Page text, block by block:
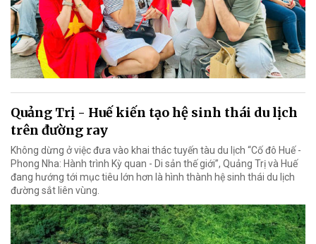
Quảng Trị - Huế kiến tạo hệ sinh thái du lịch
trên đường ray
Không dừng ở việc đưa vào khai thác tuyến tàu du lịch “Cố đô Huế -
Phong Nha: Hành trình Kỳ quan - Di sản thế giới”, Quảng Trị và Huế
đang hướng tới mục tiêu lớn hơn là hình thành hệ sinh thái du lịch
đường sắt liên vùng.